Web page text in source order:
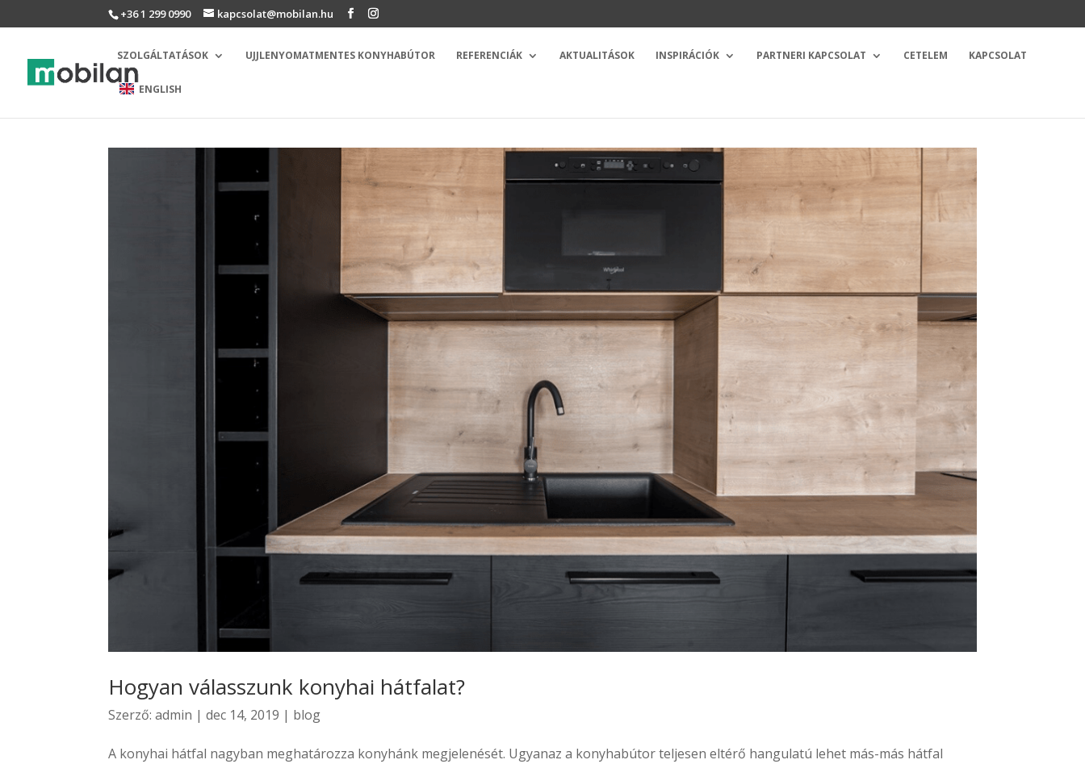
+36 1 299 0990 kapcsolat@mobilan.hu
SZOLGÁLTATÁSOK UJJLENYOMATMENTES KONYHABÚTOR REFERENCIÁK AKTUALITÁSOK INSPIRÁCIÓK PARTNERI KAPCSOLAT CETELEM KAPCSOLAT
ENGLISH
Hogyan válasszunk konyhai hátfalat?
Szerző:admin |dec 14, 2019 | blog
A konyhai hátfal nagyban meghatározza konyhánk megjelenését. Ugyanaz a konyhabútor teljesen eltérő hangulatú lehet más-más hátfal